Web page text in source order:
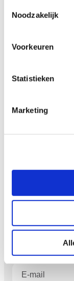
Noodzakelijk
Voorkeuren
Statistieken
Marketing
Kan ik
Schrijf je in en